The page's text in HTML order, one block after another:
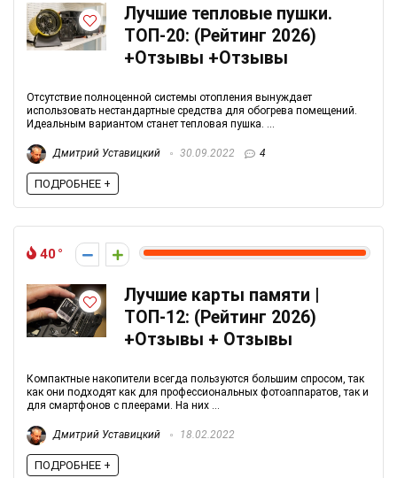
Лучшие тепловые пушки.
ТОП-20: (Рейтинг 2026)
+Отзывы +Отзывы
Отсутствие полноценной системы отопления вынуждает
использовать нестандартные средства для обогрева помещений.
Идеальным вариантом станет тепловая пушка. ...
Дмитрий Уставицкий 30.09.2022 4
ПОДРОБНЕЕ +
40
Лучшие карты памяти |
ТОП-12: (Рейтинг 2026)
+Отзывы + Отзывы
Компактные накопители всегда пользуются большим спросом, так
как они подходят как для профессиональных фотоаппаратов, так и
для смартфонов с плеерами. На них ...
Дмитрий Уставицкий 18.02.2022
ПОДРОБНЕЕ +